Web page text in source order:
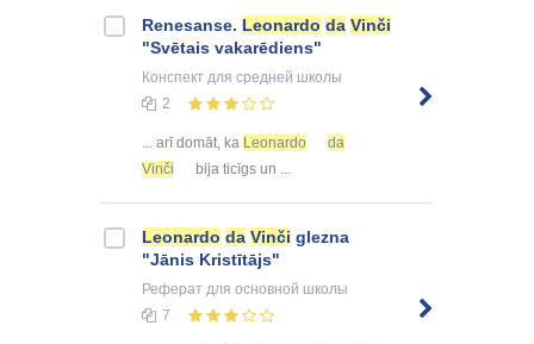
Renesanse. Leonardo da Vinči
"Svētais vakarēdiens"
Конспект для средней школы
2
... arī domāt, ka Leonardo
da
Vinči
bija ticīgs un ...
Leonardo da Vinči glezna
"Jānis Kristītājs"
Реферат для основной школы
7